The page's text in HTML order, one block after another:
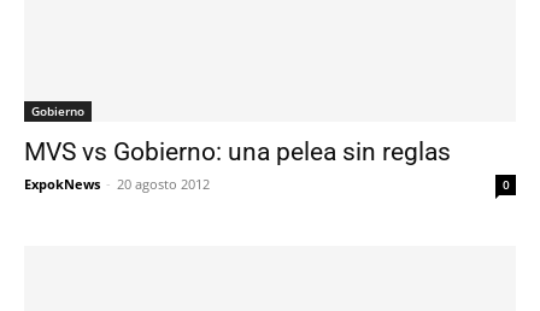
Gobierno
MVS vs Gobierno: una pelea sin reglas
ExpokNews - 20 agosto 2012 0